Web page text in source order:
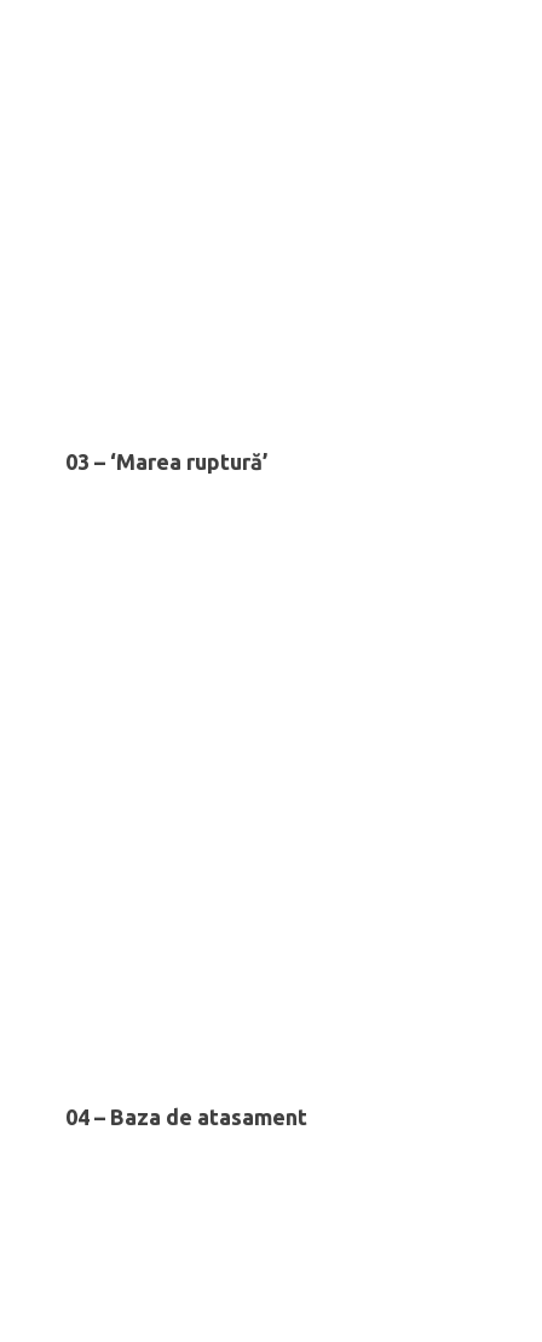
03 – ‘Marea ruptură’
04 – Baza de atasament